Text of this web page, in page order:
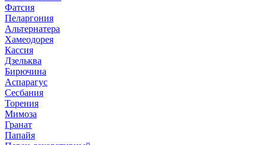
Фатсия
Пеларгония
Альтернатера
Хамеодорея
Кассия
Дзельква
Бирючина
Аспарагус
Сесбания
Торения
Мимоза
Гранат
Папайя